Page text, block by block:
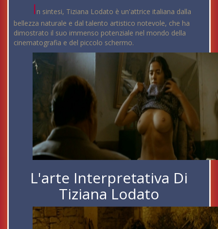
In sintesi, Tiziana Lodato è un'attrice italiana dalla
bellezza naturale e dal talento artistico notevole, che ha
dimostrato il suo immenso potenziale nel mondo della
cinematografia e del piccolo schermo.
L'arte Interpretativa Di
Tiziana Lodato